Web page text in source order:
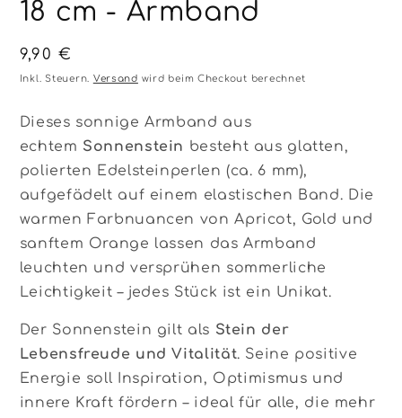
18 cm - Armband
Normaler
Preis
9,90 €
Inkl. Steuern. Versand wird beim Checkout berechnet
Dieses sonnige Armband aus
echtem Sonnenstein besteht aus glatten,
polierten Edelsteinperlen (ca. 6 mm),
aufgefädelt auf einem elastischen Band. Die
warmen Farbnuancen von Apricot, Gold und
sanftem Orange lassen das Armband
leuchten und versprühen sommerliche
Leichtigkeit – jedes Stück ist ein Unikat.
Der Sonnenstein gilt als Stein der
Lebensfreude und Vitalität. Seine positive
Energie soll Inspiration, Optimismus und
innere Kraft fördern – ideal für alle, die mehr